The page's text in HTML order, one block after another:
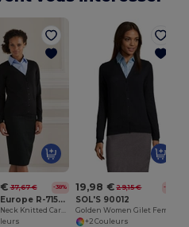
37,67 € -38%
Russell Europe R-715F-0
19,98 € 29,15 € -31%
SOL'S 90012
+2 Couleurs